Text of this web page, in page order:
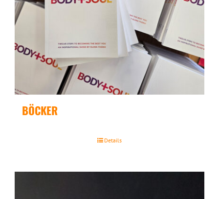
BÖCKER
Details